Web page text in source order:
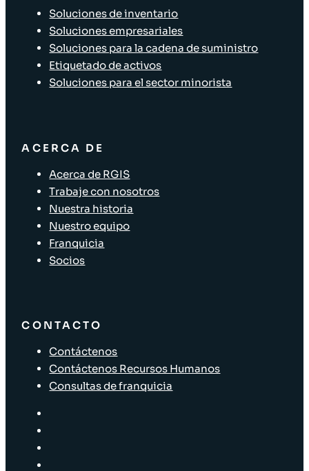
Soluciones de inventario
Soluciones empresariales
Soluciones para la cadena de suministro
Etiquetado de activos
Soluciones para el sector minorista
ACERCA DE
Acerca de RGIS
Trabaje con nosotros
Nuestra historia
Nuestro equipo
Franquicia
Socios
CONTACTO
Contáctenos
Contáctenos Recursos Humanos
Consultas de franquicia